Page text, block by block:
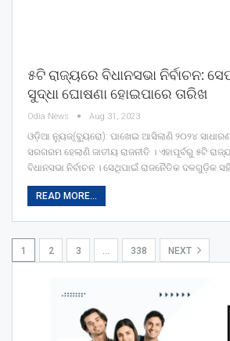
୫ଟି ରାଜ୍ୟରେ ବିଧାନସଭା ନିର୍ବାଚନ:
ସୁଦ୍ଧା ଘୋଷଣା ହୋଇପାରେ ତାରିଖ
Odia News Aug 31, 2023
ଓଡ଼ିଆ ନ୍ୟୁଜ୍(ବ୍ୟୁରୋ): ପାଖେଇ ଆସିଲାଣି ୨୦୨୪ ସାଧାରଣ
ସରଗରମ ହେଲାଣି ଜାତୀୟ ରାଜନୀତି । ଏହାପୂର୍ବରୁ ୫ଟି
ବିଧାନସଭା ନିର୍ବାଚନ । ସେଥିପାଇଁ ରାଜନୈତିକ ଦଳଗୁଡ଼ିକ
READ MORE...
1 2 3 … 338 NEXT